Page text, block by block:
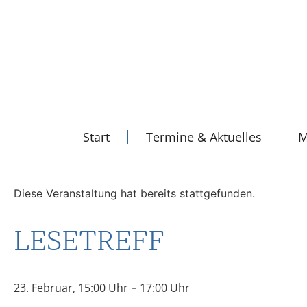
Start Termine & Aktuelles
Diese Veranstaltung hat bereits stattgefunden.
LESETREFF
23. Februar, 15:00 - 17:00